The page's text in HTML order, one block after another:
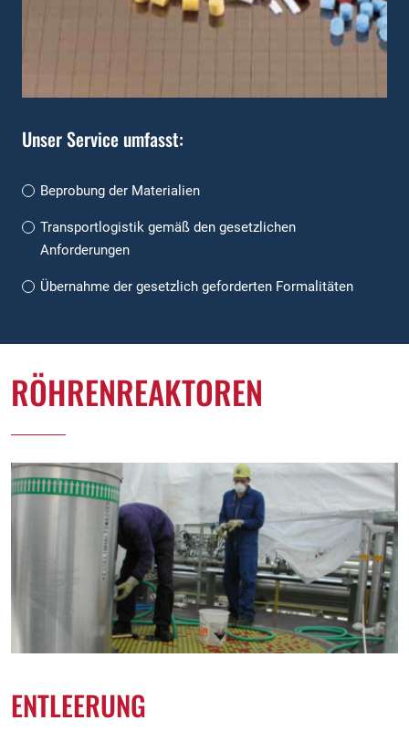
Unser Service umfasst:
Beprobung der Materialien
Transportlogistik gemäß den gesetzlichen
Anforderungen
Übernahme der gesetzlich geforderten Formalitäten
RÖHRENREAKTOREN
ENTLEERUNG